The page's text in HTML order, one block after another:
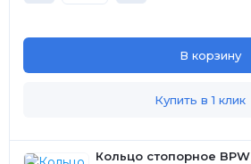
В корзину
Купить в 1 клик
Кольцо стопорное BPW